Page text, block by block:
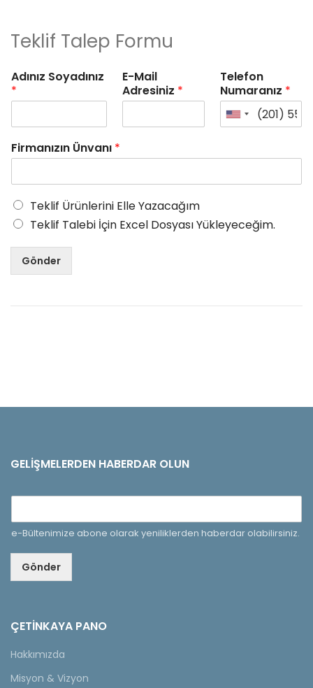
Teklif Talep Formu
Adınız Soyadınız
*
E-Mail
Adresiniz *
Telefon
Numaranız *
Firmanızın Ünvanı *
Teklif Ürünlerini Elle Yazacağım
Teklif Talebi İçin Excel Dosyası Yükleyeceğim.
Gönder
GELIŞMELERDEN HABERDAR OLUN
e-Bültenimize abone olarak yeniliklerden haberdar olabilirsiniz.
Gönder
ÇETINKAYA PANO
Hakkımızda
Misyon & Vizyon